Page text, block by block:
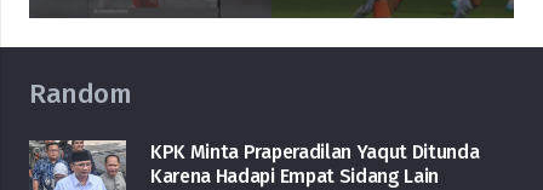
Random
KPK Minta Praperadilan Yaqut Ditunda
Karena Hadapi Empat Sidang Lain